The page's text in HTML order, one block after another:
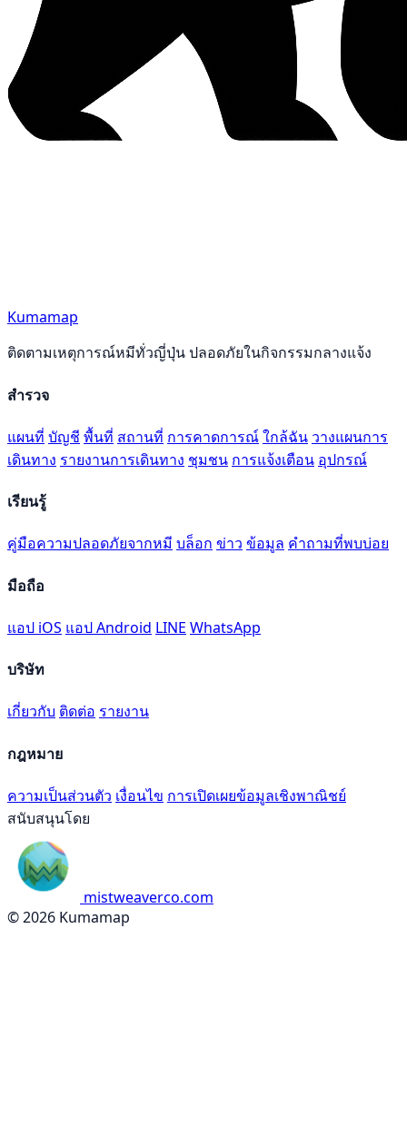
Kumamap
ติดตามเหตุการณ์หมีทั่วญี่ปุ่น ปลอดภัยในกิจกรรมกลางแจ้ง
สำรวจ
แผนที่ บัญชี พื้นที่ สถานที่ การคาดการณ์ใกล้ฉัน วางแผนการ
เดินทาง รายงานการเดินทาง ชุมชน การแจ้งเตือน อุปกรณ์
เรียนรู้
คู่มือความปลอดภัยจากหมี บล็อก ข่าว ข้อมูล คำถามที่พบบ่อย
มือถือ
แอป iOS แอป Android LINE WhatsApp
บริษัท
เกี่ยวกับ ติดต่อ รายงาน
กฎหมาย
ความเป็นส่วนตัว เงื่อนไข การเปิดเผยข้อมูลเชิงพาณิชย์
สนับสนุนโดย
mistweaverco.com
© 2026 Kumamap